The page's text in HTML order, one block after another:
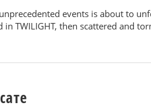
events is about to
TWILIGHT, then scattered and